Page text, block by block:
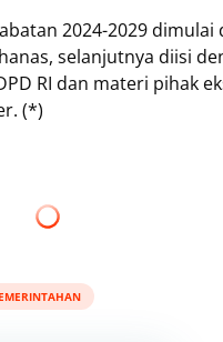
2024-2029
selanjutnya diisi
RI dan materi pihak
(*)